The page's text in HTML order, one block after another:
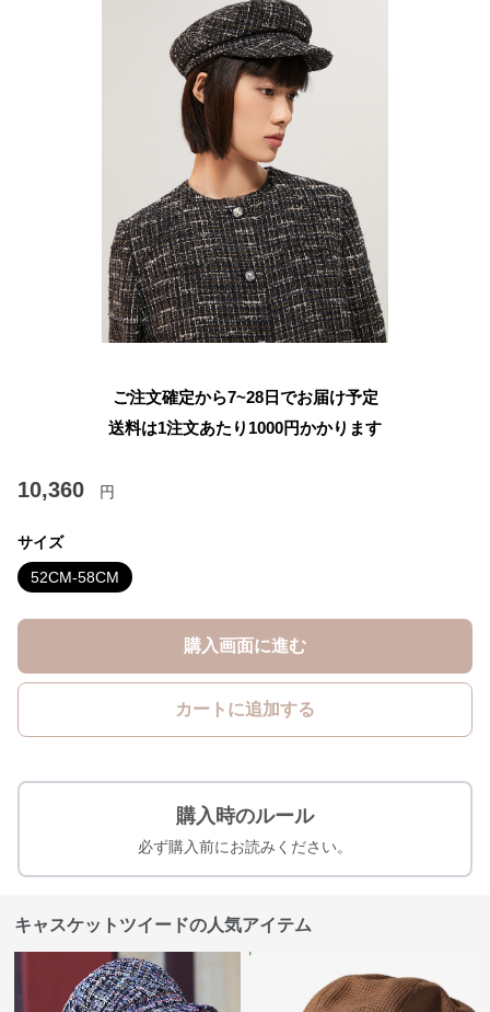
ご注文確定から7~28日でお届け予定
送料は1注文あたり 1000円かかります
10,360 円
サイズ
52CM-58CM
購入画面に進む
カートに追加する
購入時のルール
必ず購入前にお読みください。
キャスケットツイードの人気アイテム